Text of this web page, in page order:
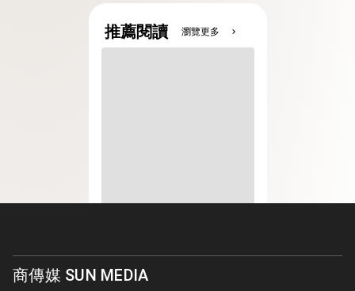
推薦閱讀 瀏覽更多 chevron_right
商傳媒 SUN MEDIA